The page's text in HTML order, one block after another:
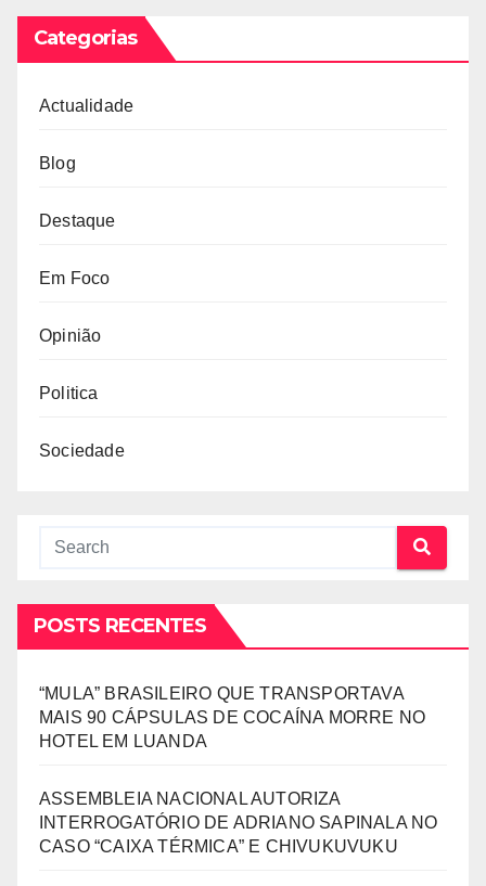
Categorias
Actualidade
Blog
Destaque
Em Foco
Opinião
Politica
Sociedade
POSTS RECENTES
“MULA” BRASILEIRO QUE TRANSPORTAVA
MAIS 90 CÁPSULAS DE COCAÍNA MORRE NO
HOTEL EM LUANDA
ASSEMBLEIA NACIONAL AUTORIZA
INTERROGATÓRIO DE ADRIANO SAPINALA NO
CASO “CAIXA TÉRMICA” E CHIVUKUVUKU